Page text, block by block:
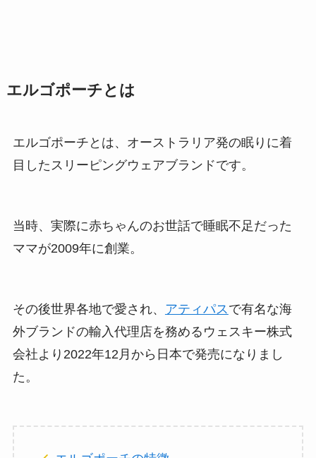
エルゴポーチとは
エルゴポーチとは、オーストラリア発の眠りに着
目したスリーピングウェアブランドです。
当時、実際に赤ちゃんのお世話で睡眠不足だった
ママが2009年に創業。
その後世界各地で愛され、 アティパス で有名な海
外ブランドの輸入代理店を務めるウェスキー株式
会社より2022年12月から日本で発売になりまし
た。